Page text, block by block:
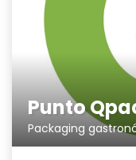
Punto
Packaging